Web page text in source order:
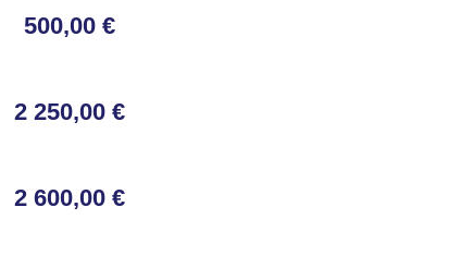
500,00 €
2 250,00 €
2 600,00 €